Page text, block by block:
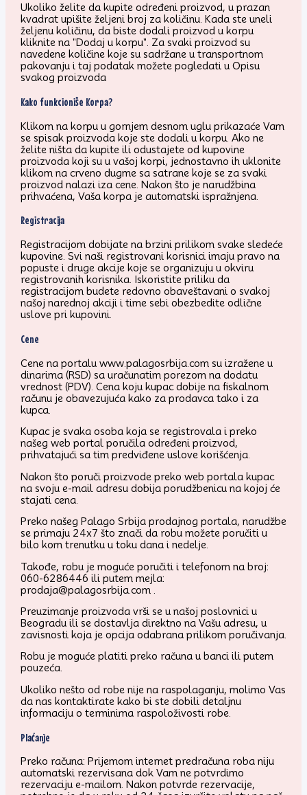
Ukoliko želite da kupite određeni proizvod, u prazan
kvadrat upišite željeni broj za količinu. Kada ste uneli
željenu količinu, da biste dodali proizvod u korpu
kliknite na "Dodaj u korpu". Za svaki proizvod su
navedene količine koje su sadržane u transportnom
pakovanju i taj podatak možete pogledati u Opisu
svakog proizvoda
Kako funkcioniše Korpa?
Klikom na korpu u gornjem desnom uglu prikazaće Vam
se spisak proizvoda koje ste dodali u korpu. Ako ne
želite ništa da kupite ili odustajete od kupovine
proizvoda koji su u vašoj korpi, jednostavno ih uklonite
klikom na crveno dugme sa satrane koje se za svaki
proizvod nalazi iza cene. Nakon što je narudžbina
prihvaćena, Vaša korpa je automatski ispražnjena.
Registracija
Registracijom dobijate na brzini prilikom svake sledeće
kupovine. Svi naši registrovani korisnici imaju pravo na
popuste i druge akcije koje se organizuju u okviru
registrovanih korisnika. Iskoristite priliku da
registracijom budete redovno obaveštavani o svakoj
našoj narednoj akciji i time sebi obezbedite odlične
uslove pri kupovini.
Cene
Cene na portalu www.palagosrbija.com su izražene u
dinarima (RSD) sa uračunatim porezom na dodatu
vrednost (PDV). Cena koju kupac dobije na fiskalnom
računu je obavezujuća kako za prodavca tako i za
kupca.
Kupac je svaka osoba koja se registrovala i preko
našeg web portal poručila određeni proizvod,
prihvatajući sa tim predviđene uslove korišćenja.
Nakon što poruči proizvode preko web portala kupac
na svoju e-mail adresu dobija porudžbenicu na kojoj će
stajati cena.
Preko našeg Palago Srbija prodajnog portala, narudžbe
se primaju 24x7 što znači da robu možete poručiti u
bilo kom trenutku u toku dana i nedelje.
Takođe, robu je moguće poručiti i telefonom na broj:
060-6286446 ili putem mejla:
prodaja@palagosrbija.com .
Preuzimanje proizvoda vrši se u našoj poslovnici u
Beogradu ili se dostavlja direktno na Vašu adresu, u
zavisnosti koja je opcija odabrana prilikom poručivanja.
Robu je moguće platiti preko računa u banci ili putem
pouzeća.
Ukoliko nešto od robe nije na raspolaganju, molimo Vas
da nas kontaktirate kako bi ste dobili detaljnu
informaciju o terminima raspoloživosti robe.
Plaćanje
Preko računa: Prijemom internet predračuna roba niju
automatski rezervisana dok Vam ne potvrdimo
rezervaciju e-mailom. Nakon potvrde rezervacije,